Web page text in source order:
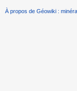
À propos de Géowiki :